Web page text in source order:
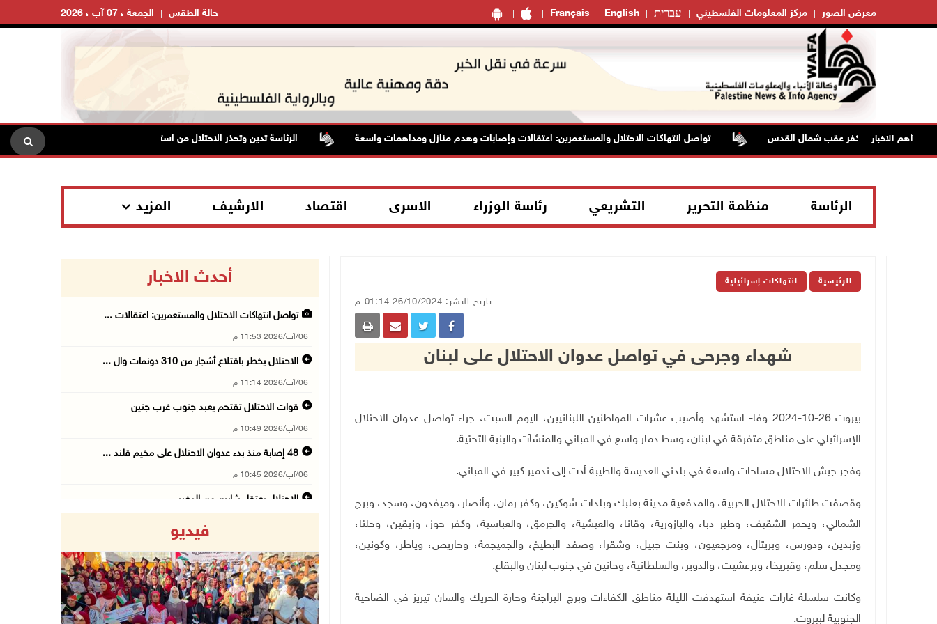
Français English עברית مركز المعلومات الفلسطيني معرض الصور الجمعة ، 07 آب ، 2026 حالة الطقس
أهم الاخبار تواصل انتهاكات الاحتلال والمستعمرين: اعتقالات وإصابات وهدم منازل ومداهمات واسعة الرئاسة تدين وتحذر الاحتلال من استمرار حربه الشاملة على الشعب
الرئاسة منظمة التحرير التشريعي رئاسة الوزراء الاسرى اقتصاد الارشيف المزيد
الرئيسية انتهاكات إسرائيلية
تاريخ النشر: 26/10/2024 01:14 م
شهداء وجرحى في تواصل عدوان الاحتلال على لبنان
بيروت 26-10-2024 وفا- استشهد وأصيب عشرات المواطنين اللبنانيين، اليوم السبت، جراء تواصل عدوان الاحتلال
الإسرائيلي على مناطق متفرقة في لبنان، وسط دمار واسع في المباني والمنشآت والبنية التحتية.
وفجر جيش الاحتلال مساحات واسعة في بلدتي العديسة والطيبة أدت إلى تدمير كبير في المباني.
وقصفت طائرات الاحتلال الحربية، والمدفعية مدينة بعلبك وبلدات شوكين، وكفر رمان، وأنصار، وميفدون، وسجد، وبرج
الشمالي، ويحمر الشقيف، وطير دبا، والبازورية، وقانا، والعيشية، والجرمق، والعباسية، وكفر حوز، وزبقين، وحلتا،
وزبدين، ودورس، وبريتال، ومرجعيون، وبنت جبيل، وشقرا، وصفد البطيخ، والجميجمة، وحاريص، وياطر، وكونين،
ومجدل سلم، وقبريخا، وبرعشيت، والدوير، والسلطانية، وحانين في جنوب لبنان والبقاع.
وكانت سلسلة غارات عنيفة استهدفت الليلة مناطق الكفاءات وبرج البراجنة وحارة الحريك والسان تيريز في الضاحية
الجنوبية لبيروت.
أحدث الاخبار
تواصل انتهاكات الاحتلال والمستعمرين: اعتقالات ...
06/آب/2026 11:53 م
الاحتلال يخطر باقتلاع أشجار من 310 دونمات وال ...
06/آب/2026 11:14 م
قوات الاحتلال تقتحم يعبد جنوب غرب جنين
06/آب/2026 10:49 م
48 إصابة منذ بدء عدوان الاحتلال على مخيم قلند ...
06/آب/2026 10:45 م
الاحتلال يعتقل شابين من المغير
06/آب/2026 10:01 م
رئيس بلدية الخليل يطلع وفدا أميركيا على تطورا ...
06/آب/2026 09:59 م
فيديو
Previous Next